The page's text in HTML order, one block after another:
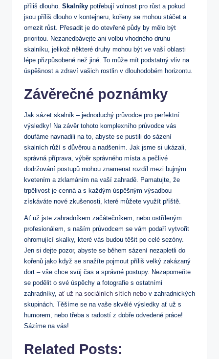
příliš dlouho. Skalníky potřebují volnost pro růst a pokud
jsou příliš dlouho v kontejneru, kořeny se mohou stáčet a
omezit růst. Přesadit je do otevřené půdy by mělo být
prioritou. Nezanedbávejte ani volbu vhodného druhu
skalníku, jelikož některé druhy mohou být ve vaší oblasti
lépe přizpůsobené než jiné. To může mít podstatný vliv na
úspěšnost a zdraví vašich rostlin v dlouhodobém horizontu.
Závěrečné poznámky
Jak sázet skalník – jednoduchý průvodce pro perfektní
výsledky! Na závěr tohoto komplexního průvodce vás
doufáme navnadili na to, abyste se pustili do sázení
skalních růží s důvěrou a nadšením. Jak jsme si ukázali,
správná příprava, výběr správného místa a pečlivé
dodržování postupů mohou znamenat rozdíl mezi bujným
kvetením a zklamáním na vaší zahradě. Pamatujte, že
trpělivost je cenná a s každým úspěšným výsadbou
získáváte nové zkušenosti, které můžete využít příště.
Ať už jste zahradníkem začátečníkem, nebo ostříleným
profesionálem, s naším průvodcem se vám podaří vytvořit
ohromující skalky, které vás budou těšit po celé sezóny.
Jen si dejte pozor, abyste se během sázení nezapletli do
kořenů jako když se snažíte pojmout příliš velký zakázaný
dort – vše chce svůj čas a správné postupy. Nezapomeňte
se podělit o své úspěchy a fotografie s ostatními
zahradníky, ať už na sociálních sítích nebo v zahradnických
skupinách. Těšíme se na vaše skvělé výsledky ať už s
humorem, nebo třeba s radostí z dobře odvedené práce!
Sázíme na vás!
Related Posts: